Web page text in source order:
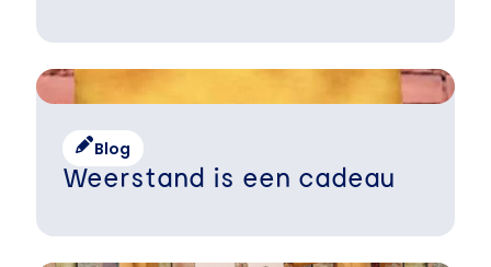
Blog
Weerstand is een cadeau